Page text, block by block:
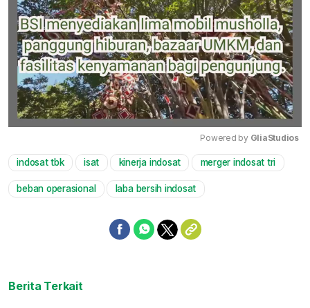
Mute
Powered by GliaStudios
indosat tbk isat kinerja indosat merger indosat tri
beban operasional laba bersih indosat
Berita Terkait